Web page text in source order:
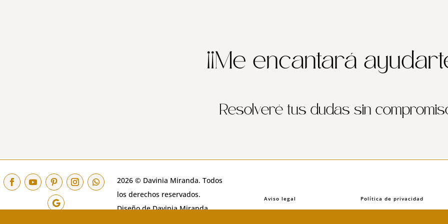
¡¡Me encantará
Resolveré tus dudas sin
2026 © Davinia Miranda. Todos
los derechos reservados.
Diseño de Davinia Miranda.
Aviso legal Política de privacidad